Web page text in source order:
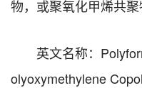
物，或聚氧化甲烯共聚
英文名称：
olyoxymethylene